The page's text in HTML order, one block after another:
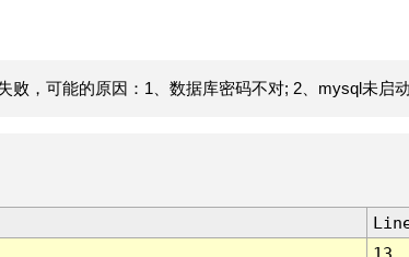
败，可能的原因：1、数据库密码不对; 2、mysql未启动
13